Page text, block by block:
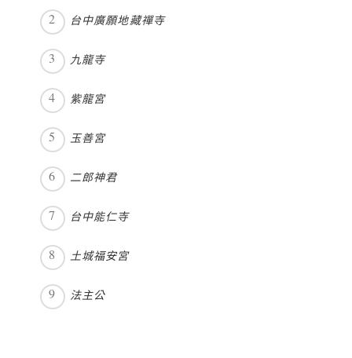
台中廣願地藏禪寺
九龍寺
紫龍宮
玉善宮
二郎神君
台中能仁寺
土城福安宮
法主公